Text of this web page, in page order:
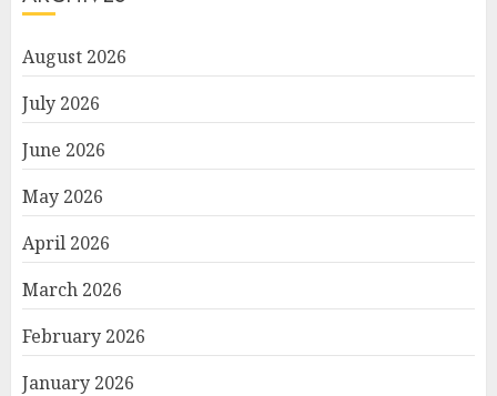
August 2026
July 2026
June 2026
May 2026
April 2026
March 2026
February 2026
January 2026